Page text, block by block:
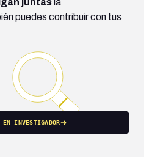
juntas la
puedes contribuir con tus
EN INVESTIGADOR